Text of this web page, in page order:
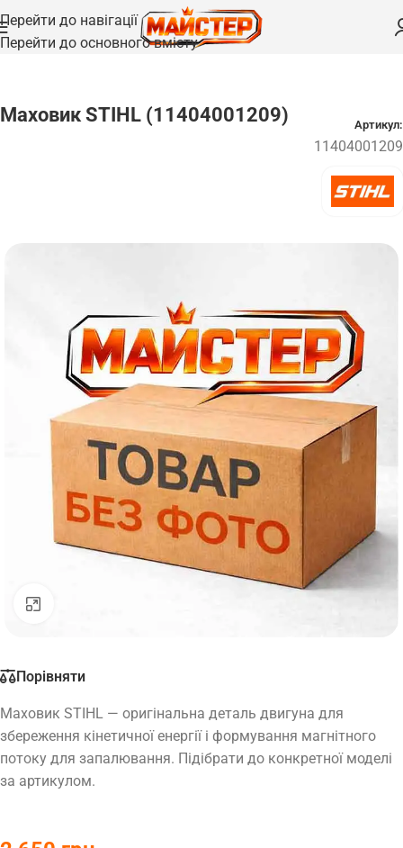
Перейти до навігації
Перейти до основного вмісту
Головна /Запчастини/Запалювання та свічки
Маховик STIHL (11404001209) Артикул:
11404001209
Порівняти
Маховик STIHL — оригінальна деталь двигуна для
збереження кінетичної енергії і формування магнітного
потоку для запалювання. Підібрати до конкретної моделі
за артикулом.